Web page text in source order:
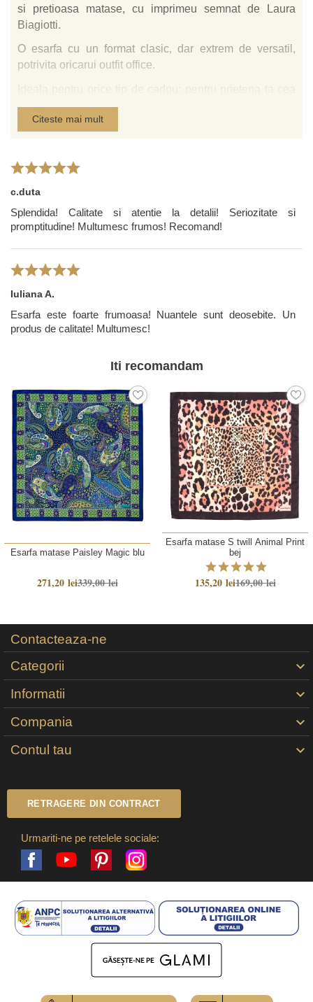
si pretioasa matase, cu imprimeu semnat de Laura
Biagiotti.
O esarfa cu un format clasic, dar extrem de versatil,
potrivita oricarui outfit office.
mai buna care este mereu alaturi de tine, pentru mama
ta pe care o iubesti, pentru o colega de serviciu care
pe care o apreciezi. Arata-le cat de mult le
pretuiesti! Esarfa este livrata intr-un plic alb, elegant, de
Up.
Citeste mai mult
c.duta
Splendida! Calitate si atentie la detalii! Seriozitate si
promptitudine! Multumesc frumos! Recomand!
Iuliana A.
Esarfa este foarte frumoasa! Nuantele sunt deosebite. Un
produs de calitate! Multumesc!
Iti recomandam
Esarfa matase Paisley Magic blu
271,20 lei339,00 lei
Esarfa matase S twill Animal Print
bej
135,20 lei169,00 lei
Contacteaza-ne
Categorii

Informatii 
Compania 
Contul tau 
RETRAGERE DIN CONTRACT
Urmariti-ne pe retelele sociale:
FacebookYouTube Pinterest